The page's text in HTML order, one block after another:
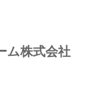
ム株式会社